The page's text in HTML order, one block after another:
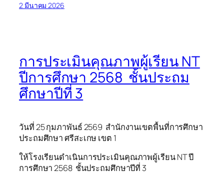
2 มีนาคม 2026
การประเมินคุณภาพผู้เรียน NT
ปีการศึกษา 2568 ชั้นประถม
ศึกษาปีที่ 3
วันที่ 25 กุมภาพันธ์ 2569 สำนักงานเขตพื้นที่การศึกษา
ประถมศึกษา ศรีสะเกษ เขต 1
ให้โรงเรียนดำเนินการประเมินคุณภาพผู้เรียน NT ปี
การศึกษา 2568 ชั้นประถมศึกษาปีที่ 3